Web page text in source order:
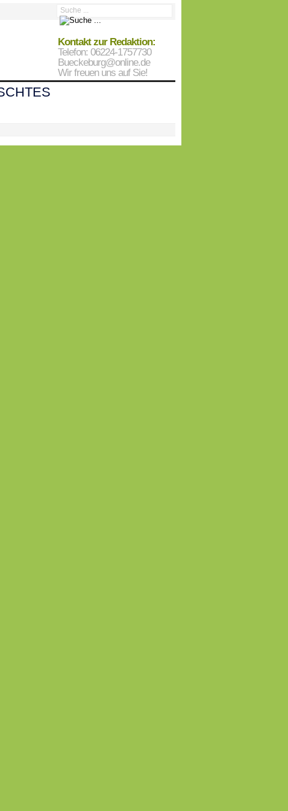
Kontakt zur Redaktion:
Telefon: 06224-1757730
Bueckeburg@online.de
Wir freuen uns auf Sie!